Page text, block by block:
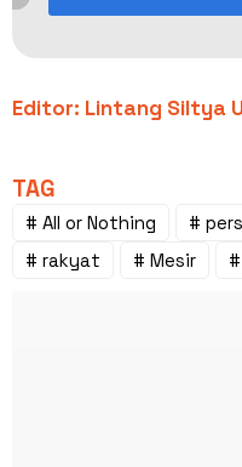
Editor: Lintang Siltya
TAG
# All or Nothing #
# rakyat
# Mesir